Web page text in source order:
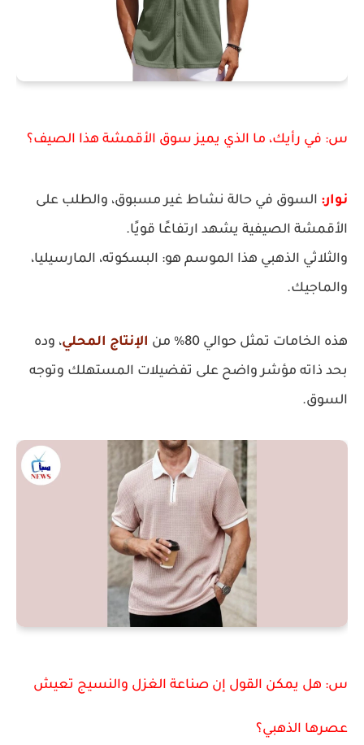
س: في رأيك، ما الذي يميز سوق الأقمشة هذا الصيف؟
نوار: السوق في حالة نشاط غير مسبوق، والطلب على
الأقمشة الصيفية يشهد ارتفاعًا قويًا.
والثلاثي الذهبي هذا الموسم هو: البسكوته، المارسيليا،
والماجيك.
هذه الخامات تمثل حوالي 80% من الإنتاج المحلي، وده
بحد ذاته مؤشر واضح على تفضيلات المستهلك وتوجه
السوق.
س: هل يمكن القول إن صناعة الغزل والنسيج تعيش
عصرها الذهبي؟